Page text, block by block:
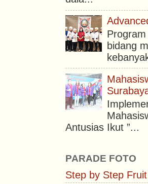
bidang
Antusias Ikut ”...
PARADE FOTO
Step by Step